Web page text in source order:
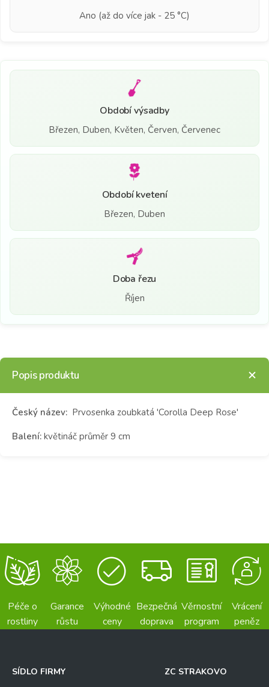
Ano (až do více jak - 25 °C)
Období výsadby
Březen, Duben, Květen, Červen, Červenec
Období kvetení
Březen, Duben
Doba řezu
Říjen
Popis produktu
Český název: Prvosenka zoubkatá 'Corolla Deep Rose'
Balení: květináč průměr 9 cm
Péče o
rostliny
Garance
růstu
Výhodné
ceny
Bezpečná
doprava
Věrnostní
program
Vrácení
peněz
SÍDLO FIRMY
ZC STRAKOVO